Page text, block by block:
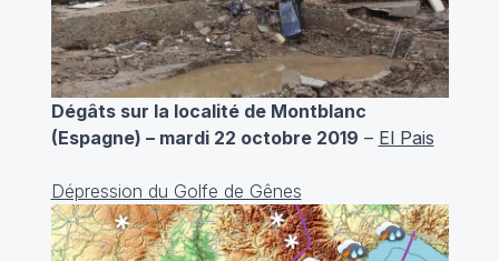
Dégâts sur la localité de Montblanc
(Espagne) – mardi 22 octobre 2019 – El Pais
Dépression du Golfe de Gênes